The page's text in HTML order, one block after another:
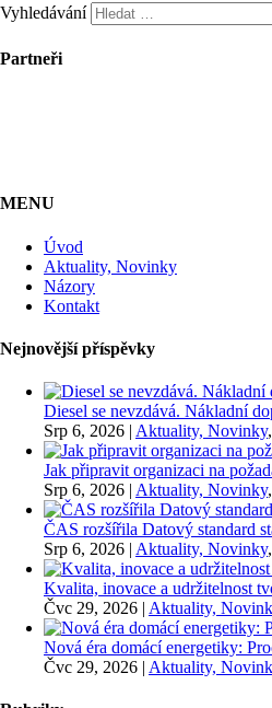
Vyhledávání
Partneři
MENU
Úvod
Aktuality, Novinky
Názory
Kontakt
Nejnovější příspěvky
Diesel se nevzdává. Nákladní
Srp 6, 2026 | Aktuality, Novinky,
Jak připravit organizaci na
Srp 6, 2026 | Aktuality, Novinky,
ČAS rozšířila Datový standard
Srp 6, 2026 | Aktuality, Novinky,
Kvalita, inovace a udržitelnost
Čvc 29, 2026 | Aktuality,
Nová éra domácí energetiky:
Čvc 29, 2026 | Aktuality,